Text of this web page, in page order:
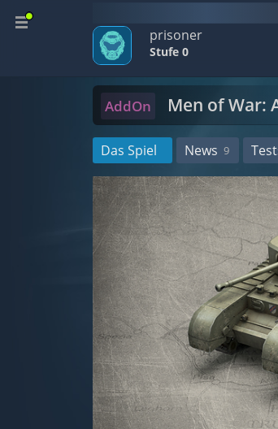
prisoner
Stufe 0
AddOn Men of War:
Das Spiel News 9